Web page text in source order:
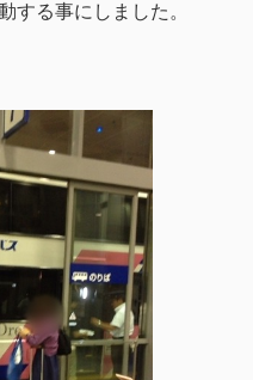
する事にしました。